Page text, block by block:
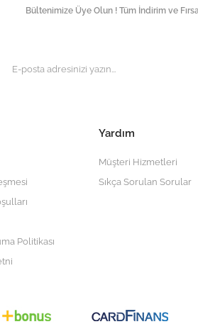
Bültenimize Üye Olun ! Tüm İndirim ve
Politikası
Yardım
Müşteri Hizmetleri
Sıkça Sorulan Sorular